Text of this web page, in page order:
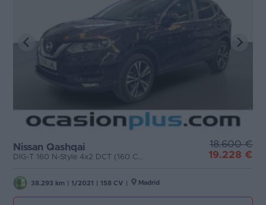
Nissan Qashqai
DIG-T 160 N-Style 4x2 DCT (160 CV)
18.600 €
19.228 €
38.293 km 1/2021 158 CV Madrid